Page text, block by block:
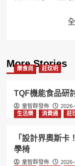
More Stories
樂食尚 莊玟玥
TQF機能食品研
童智群發佈
生活樂
消費通 莊
「設計界奧斯卡
學椅
童智群發佈